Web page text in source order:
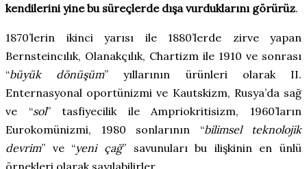
kendilerini yine bu süreçlerde dışa vurduklarını görürüz.
1870’lerin ikinci yarısı ile 1880’lerde zirve yapan
Bernsteincılık, Olanakçılık, Chartizm ile 1910 ve sonrası
“büyük dönüşüm” yıllarının ürünleri olarak II.
Enternasyonal oportünizmi ve Kautskizm, Rusya’da sağ
ve “sol”tasfiyecilik ile Ampriokritisizm, 1960’ların
Eurokomünizmi, 1980 sonlarının “bilimsel teknolojik
devrim” ve “yeni çağ”savunuları bu ilişkinin en ünlü